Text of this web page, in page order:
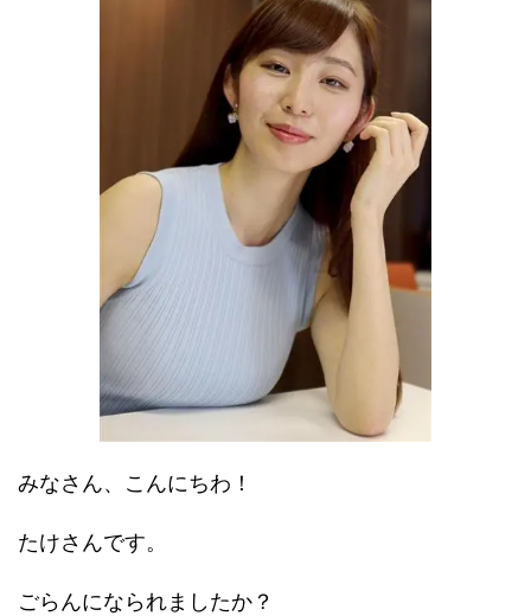
みなさん、こんにちわ！
たけさんです。
ごらんになられましたか？